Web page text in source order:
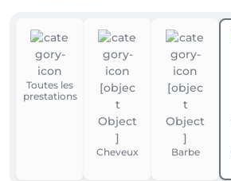
Toutes les
prestations
Cheveux Barbe